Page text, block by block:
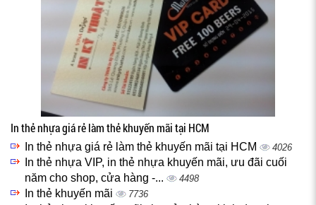
In thẻ nhựa giá rẻ làm thẻ khuyến mãi tại HCM
In thẻ nhựa giá rẻ làm thẻ khuyến mãi tại HCM 4026
In thẻ nhựa VIP, in thẻ nhựa khuyến mãi, ưu đãi cuối
năm cho shop, cửa hàng -...
4498
In thẻ khuyến mãi 7736